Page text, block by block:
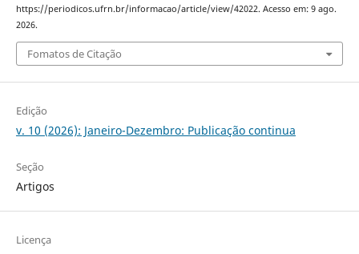
https://periodicos.ufrn.br/informacao/article/view/42022. Acesso em: 9 ago.
2026.
Fomatos de Citação
Edição
v. 10 (2026): Janeiro-Dezembro: Publicação continua
Seção
Artigos
Licença